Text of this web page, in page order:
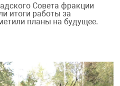
Совета фракции
итоги работы за
планы на будущее.